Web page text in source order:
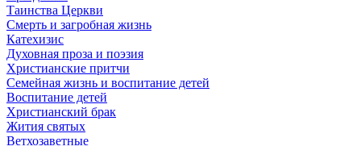
Таинства Церкви
Смерть и загробная жизнь
Катехизис
Духовная проза и поэзия
Христианские притчи
Семейная жизнь и воспитание детей
Воспитание детей
Христианский брак
Жития святых
Ветхозаветные